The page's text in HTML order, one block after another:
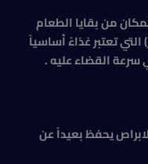
من بقايا الطعام
تعتبر غذاءً أساسياً
سرعة القضاء عليه .
يحفظ بعيداً عن